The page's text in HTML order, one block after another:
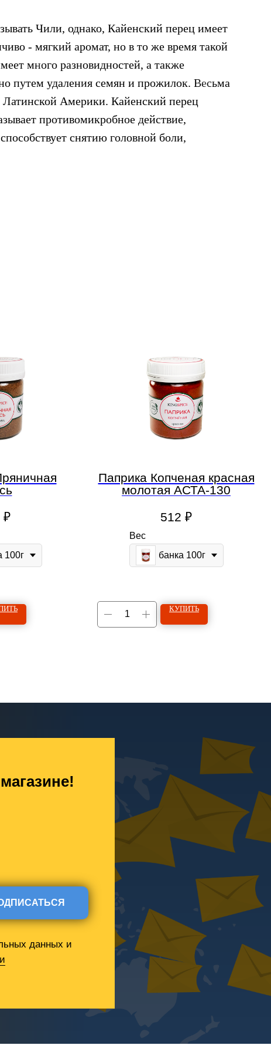
Чили, однако, Кайенский перец имеет
- мягкий аромат, но в то же время такой
много разновидностей, а также
путем удаления семян и прожилок. Весьма
Америки. Кайенский перец
противомикробное действие,
снятию головной боли,
₽
100г
Паприка Копченая красная
молотая АСТА-130
512 ₽
Вес
банка 100г
КУПИТЬ
данных и